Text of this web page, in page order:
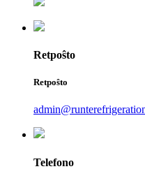
Retpoŝto
Retpoŝto
Telefono